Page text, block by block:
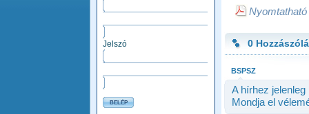
Jelszó 0
BSPSZ
A hírhez
Mondja el